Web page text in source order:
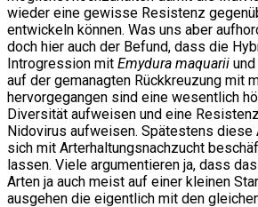
wieder eine gewisse Resistenz
entwickeln können. Was uns aber
doch hier auch der Befund, dass die
Introgression mit Emydura maquarii
auf der gemanagten Rückkreuzung mit
hervorgegangen sind eine wesentlich
Diversität aufweisen und eine
Nidovirus aufweisen. Spätestens
sich mit Arterhaltungsnachzucht
lassen. Viele argumentieren ja, dass
Arten ja auch meist auf einer kleinen
ausgehen die eigentlich mit den